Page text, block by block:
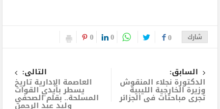
شارك 0
0
0
السابق:
الدكتورة نجلاء المنقوش
وزيرة الخارجية الليبية
تجرى مباحثات فى الجزائر
التالى:
العاصمة الإدارية تاريخ
يسطر بأيدي القوات
المسلحة.. بقلم الصحفي
وليد عبد الرحمن